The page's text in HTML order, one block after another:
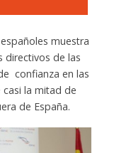
muestra
directivos de las
confianza en las
la mitad de
de España.